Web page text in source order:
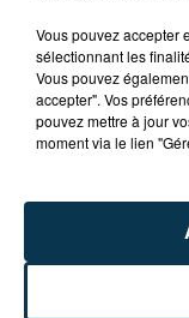
TOUR DE
S'ADJUGE
Vous pouvez accepter
sélectionnant les
Vous pouvez
accepter". Vos
pouvez mettre à jour
moment via le lien